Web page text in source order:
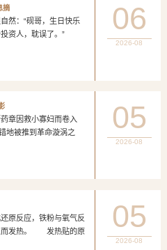
摘
：“砚哥，生日快乐
投资人，耽误了。”
06
2026-08
因救小寡妇而卷入
地被推到革命漩涡之
05
2026-08
反应，铁粉与氧气反
而发热。 发热贴的原
05
2026-08